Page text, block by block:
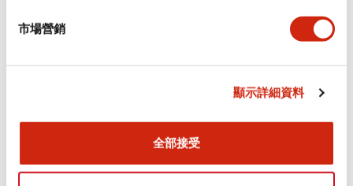
市場營銷
顯示詳細資料
全部接受
Flush Silhouette LW系列 控制元件 (英文版)